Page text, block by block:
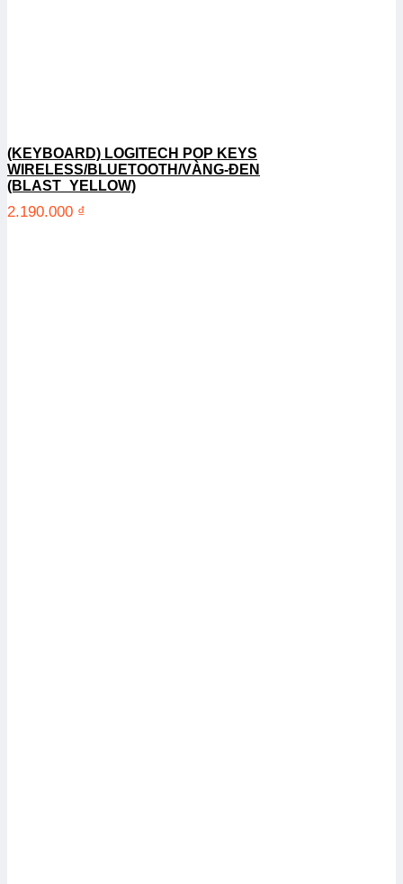
(KEYBOARD) LOGITECH POP KEYS
WIRELESS/BLUETOOTH/VÀNG-ĐEN
(BLAST_YELLOW)
2.190.000 ₫